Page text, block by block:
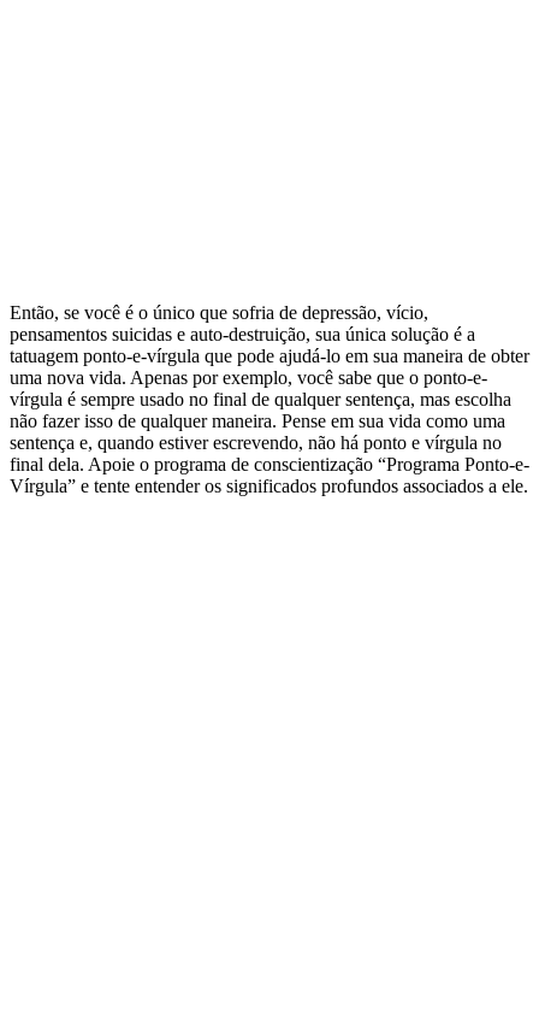
Então, se você é o único que sofria de depressão, vício,
pensamentos suicidas e auto-destruição, sua única solução é a
tatuagem ponto-e-vírgula que pode ajudá-lo em sua maneira de obter
uma nova vida. Apenas por exemplo, você sabe que o ponto-e-
vírgula é sempre usado no final de qualquer sentença, mas escolha
não fazer isso de qualquer maneira. Pense em sua vida como uma
sentença e, quando estiver escrevendo, não há ponto e vírgula no
final dela. Apoie o programa de conscientização “Programa Ponto-e-
Vírgula” e tente entender os significados profundos associados a ele.